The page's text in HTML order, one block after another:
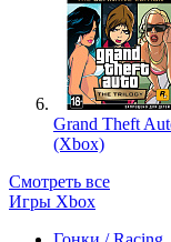
Grand Theft
(Xbox)
Смотреть все
Игры Xbox